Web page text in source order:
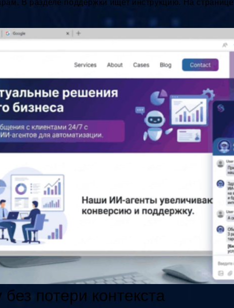
В разделе поддержки ищет инструкцию. На странице
потери контекста